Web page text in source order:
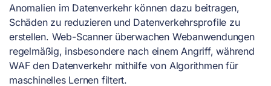
Anomalien im Datenverkehr können dazu beitragen,
Schäden zu reduzieren und Datenverkehrsprofile zu
erstellen. Web-Scanner überwachen Webanwendungen
regelmäßig, insbesondere nach einem Angriff, während
WAF den Datenverkehr mithilfe von Algorithmen für
maschinelles Lernen filtert.